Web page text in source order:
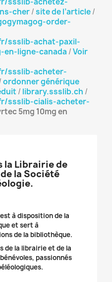
cher/site de l’article/
order-
ssslib-achat-paxil-
en-ligne-canada /Voir
ssslib-acheter-
ordonner générique
/ library.ssslib.ch /
ssslib-cialis-acheter-
5mg 10mg en
la Librairie de
la Société
à disposition de la
et sert à
de la bibliothèque.
de la librairie et de la
passionnés